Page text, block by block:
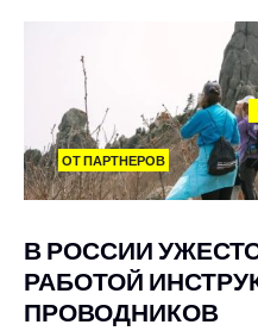
ОТ ПАРТНЕРОВ
В РОССИИ
РАБОТОЙ
ПРОВОДНИКОВ